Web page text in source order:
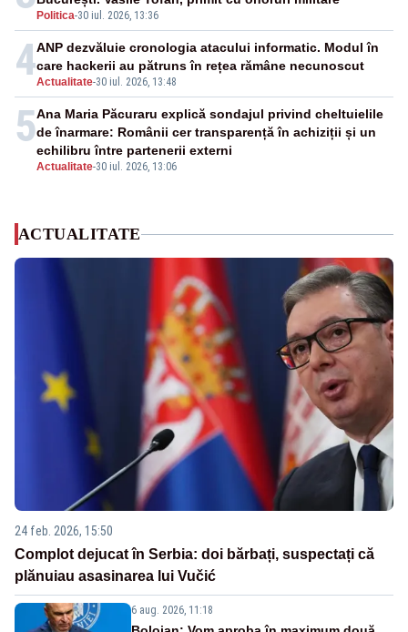
Politica-30 iul. 2026, 13:36
4Actualitate-30 iul. 2026, 13:48
ANP dezvăluie cronologia atacului informatic. Modul în
care hackerii au pătruns în rețea rămâne necunoscut
5
Actualitate-30 iul. 2026, 13:06
Ana Maria Păcuraru explică sondajul privind cheltuielile
de înarmare: Românii cer transparență în achiziții și un
echilibru între partenerii externi
ACTUALITATE
24 feb. 2026, 15:50
Complot dejucat în Serbia: doi bărbați, suspectați că
plănuiau asasinarea lui Vučić
6 aug. 2026, 11:18